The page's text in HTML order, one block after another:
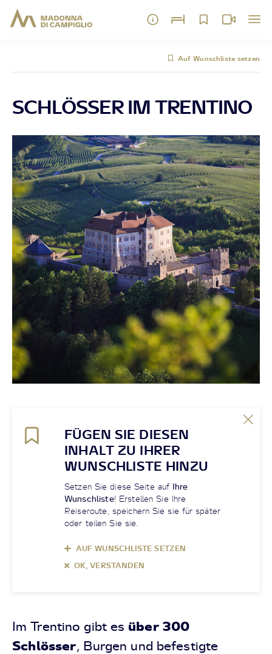
Auf Wunschliste setzen
SCHLÖSSER IM TRENTINO
FÜGEN SIE DIESEN
INHALT ZU IHRER
WUNSCHLISTE HINZU
Setzen Sie diese Seite auf Ihre
Wunschliste! Erstellen Sie Ihre
Reiseroute, speichern Sie sie für später
oder teilen Sie sie.
AUF WUNSCHLISTE SETZEN
OK, VERSTANDEN
Im Trentino gibt es über 300
Schlösser, Burgen und befestigte